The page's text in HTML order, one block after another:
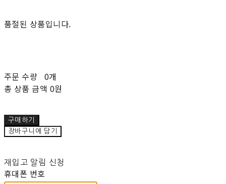
품절된 상품입니다.
주문 수량 0개
총 상품 금액 0원
구매하기
장바구니에 담기
재입고 알림 신청
휴대폰 번호